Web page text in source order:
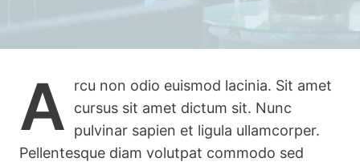
A
rcu non odio euismod lacinia. Sit amet
cursus sit amet dictum sit. Nunc
pulvinar sapien et ligula ullamcorper.
Pellentesque diam volutpat commodo sed